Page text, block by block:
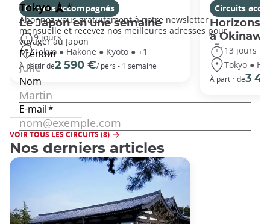
Circuits accompagnés
Le Japon en une semaine
9 jours
Tokyo ● Hakone ● Kyoto ● +1
À partir de2 590 €/ pers - 1 semaine
Circuits
Horizons
à Okinawa
13 jours
Tokyo ●
À partir de3
VOIR TOUS LES CIRCUITS (8)
Nos derniers articles